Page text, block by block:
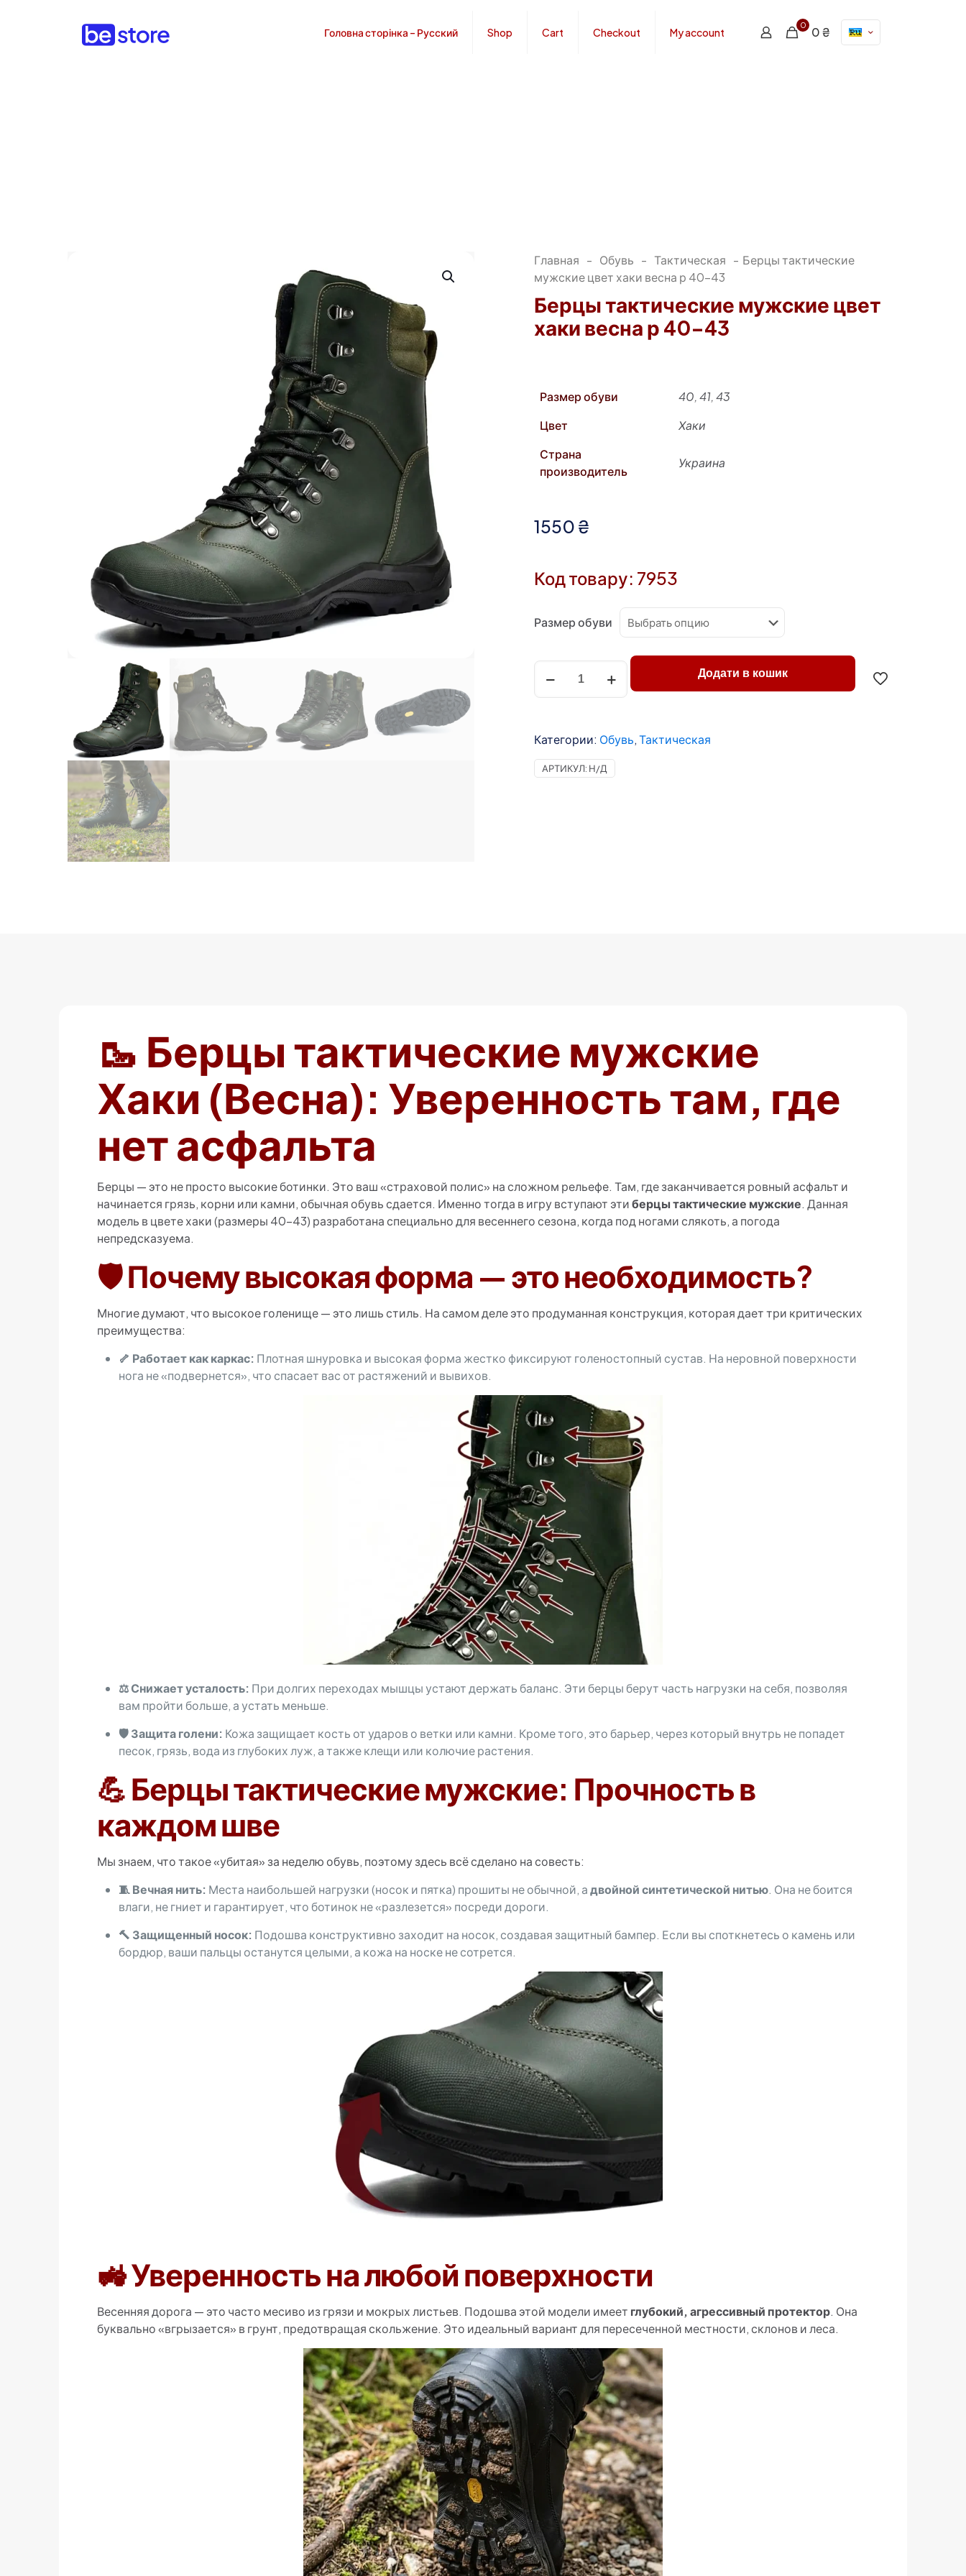
Головна сторінка – Русский Shop Cart Checkout My account
0 0 ₴
Главная - Обувь - Тактическая - Берцы тактические
мужские цвет хаки весна р 40-43
Берцы тактические мужские цвет
хаки весна р 40-43
Размер обуви
40, 41, 43
Цвет
Хаки
Страна
производитель
Украина
1550 ₴
Код товару: 7953
Размер обуви
Количество
товара
Берцы
мужские
хаки
Додати в кошик
Категории: Обувь,Тактическая
АРТИКУЛ: Н/Д
🥾 Берцы тактические мужские
Хаки (Весна): Уверенность там, где
нет асфальта
Берцы — это не просто высокие ботинки. Это ваш «страховой полис» на сложном рельефе. Там, где заканчивается ровный асфальт и
начинается грязь, корни или камни, обычная обувь сдается. Именно тогда в игру вступают этиберцы тактические мужские. Данная
модель в цвете хаки (размеры 40-43) разработана специально для весеннего сезона, когда под ногами слякоть, а погода
непредсказуема.
🛡️ Почему высокая форма — это необходимость?
Многие думают, что высокое голенище — это лишь стиль. На самом деле это продуманная конструкция, которая дает три критических
преимущества:
🦴 Работает как каркас: Плотная шнуровка и высокая форма жестко фиксируют голеностопный сустав. На неровной поверхности
нога не «подвернется», что спасает вас от растяжений и вывихов.
⚖️ Снижает усталость: При долгих переходах мышцы устают держать баланс. Эти берцы берут часть нагрузки на себя, позволяя
вам пройти больше, а устать меньше.
🛡️ Защита голени: Кожа защищает кость от ударов о ветки или камни. Кроме того, это барьер, через который внутрь не попадет
песок, грязь, вода из глубоких луж, а также клещи или колючие растения.
💪 Берцы тактические мужские: Прочность в
каждом шве
Мы знаем, что такое «убитая» за неделю обувь, поэтому здесь всё сделано на совесть:
🧵 Вечная нить: Места наибольшей нагрузки (носок и пятка) прошиты не обычной, адвойной синтетической нитью. Она не боится
влаги, не гниет и гарантирует, что ботинок не «разлезется» посреди дороги.
🔨 Защищенный носок: Подошва конструктивно заходит на носок, создавая защитный бампер. Если вы споткнетесь о камень или
бордюр, ваши пальцы останутся целыми, а кожа на носке не сотрется.
🚜 Уверенность на любой поверхности
Весенняя дорога — это часто месиво из грязи и мокрых листьев. Подошва этой модели имеет глубокий, агрессивный протектор. Она
буквально «вгрызается» в грунт, предотвращая скольжение. Это идеальный вариант для пересеченной местности, склонов и леса.